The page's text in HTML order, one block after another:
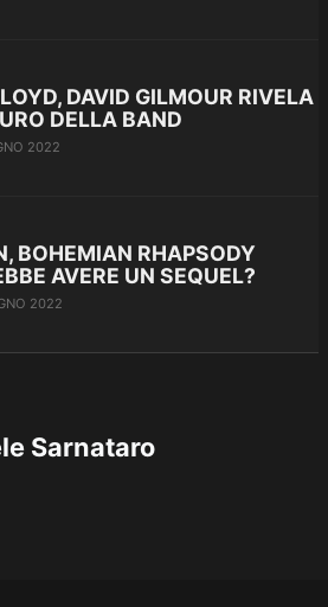
DAVID GILMOUR RIVELA
DELLA BAND
2022
BOHEMIAN RHAPSODY
AVERE UN SEQUEL?
2022
Sarnataro